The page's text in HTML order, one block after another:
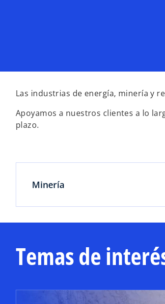
Las industrias de energía, minería y
Apoyamos a nuestros clientes a lo
plazo.
Minería
Temas de